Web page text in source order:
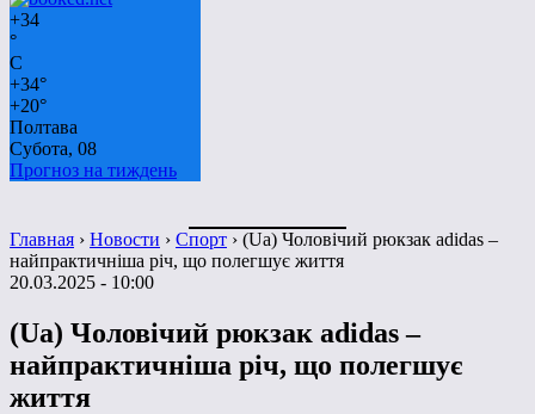
+34
°
C
+34°
+20°
Полтава
Субота, 08
Прогноз на тиждень
Главная › Новости › Спорт › (Ua) Чоловічий рюкзак adidas –
найпрактичніша річ, що полегшує життя
20.03.2025 - 10:00
(Ua) Чоловічий рюкзак adidas –
найпрактичніша річ, що полегшує
життя